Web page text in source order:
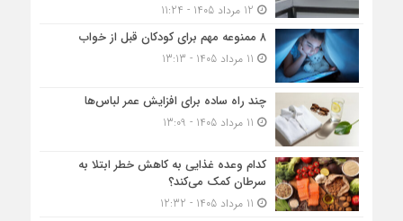
۸ ممنوعه مهم برای کودکان قبل از خواب
چند راه ساده برای افزایش عمر لباس‌ها
کدام وعده غذایی به کاهش خطر ابتلا به
سرطان کمک می‌کند؟